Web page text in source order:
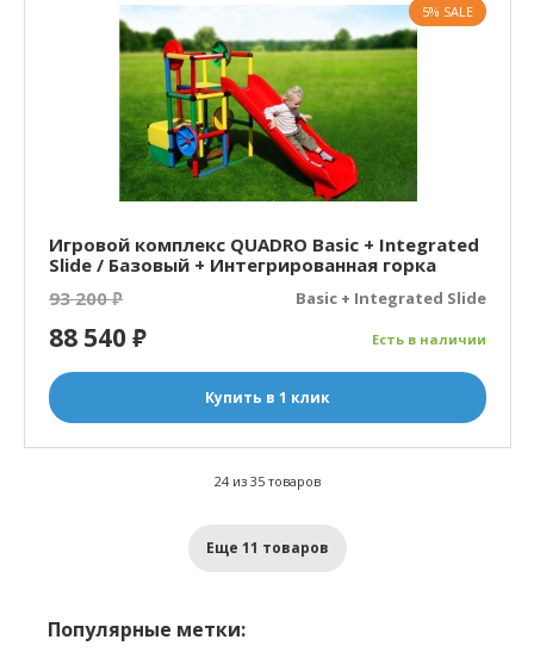
Игровой комплекс QUADRO Basic + Integrated
Slide / Базовый + Интегрированная горка
93 200₽ Basic + Integrated Slide
Есть в наличии
88 540₽
Купить в 1 клик
5% SALE
24 из 35 товаров
Еще 11 товаров
Популярные метки: